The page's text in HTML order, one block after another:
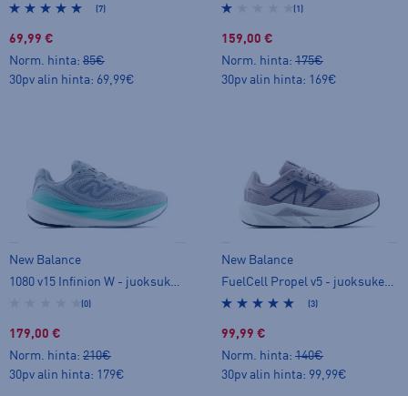
(7)
69,99 €
Norm. hinta: 85€
30pv alin hinta: 69,99€
(1)
159,00 €
Norm. hinta: 175€
30pv alin hinta: 169€
New Balance
(0)
179,00 €
Norm. hinta: 210€
30pv alin hinta: 179€
New Balance
(3)
99,99 €
Norm. hinta: 140€
30pv alin hinta: 99,99€